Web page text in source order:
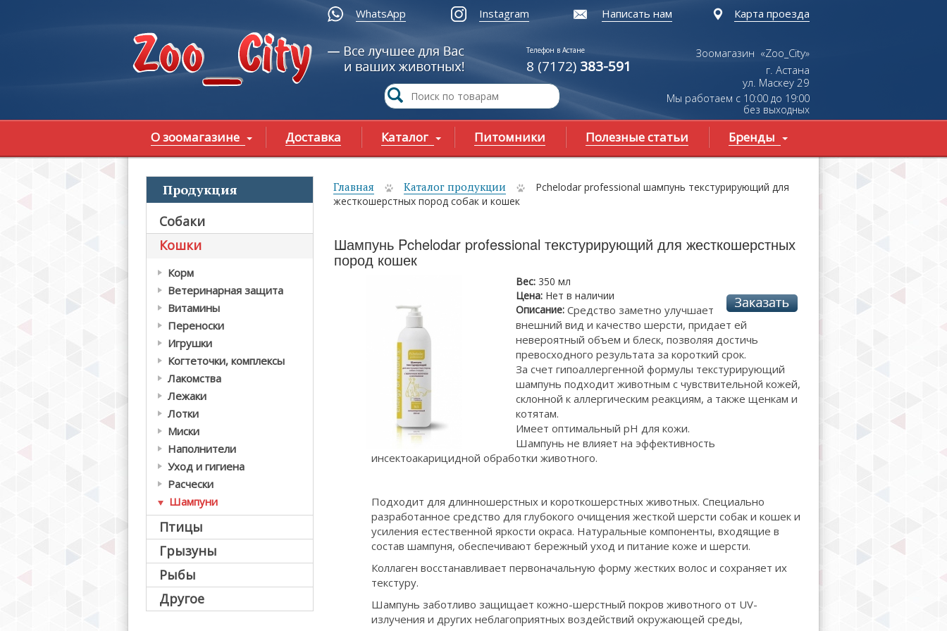
WhatsApp Instagram Написать нам Карта проезда
Телефон в Астане
8 (7172) 383-591
Зоомагазин «Zoo_City»
г. Астана
ул. Маскеу29
Мы работаем с 10:00 до 19:00
без выходных
О зоомагазине Доставка Каталог Питомники Полезные статьи Бренды
Продукция
Собаки
Кошки
Корм
Ветеринарная защита
Витамины
Переноски
Игрушки
Когтеточки, комплексы
Лакомства
Лежаки
Лотки
Миски
Наполнители
Уход и гигиена
Расчески
Шампуни
Птицы
Грызуны
Рыбы
Другое
Вы здесь
Главная Каталог продукции
Pchelodar professional шампунь текстурирующий для
жесткошерстных пород собак и кошек
Шампунь Pchelodar professional текстурирующий для жесткошерстных
пород кошек
Вес: 350 мл
Цена: Нет в наличии
Описание: Средство заметно улучшает
внешний вид и качество шерсти, придает ей
невероятный объем и блеск, позволяя достичь
превосходного результата за короткий срок.
За счет гипоаллергенной формулы текстурирующий
шампунь подходит животным с чувствительной кожей,
склонной к аллергическим реакциям, а также щенкам и
котятам.
Имеет оптимальный pH для кожи.
Шампунь не влияет на эффективность
инсектоакарицидной обработки животного.
Подходит для длинношерстных и короткошерстных животных. Специально
разработанное средство для глубокого очищения жесткой шерсти собак и кошек и
усиления естественной яркости окраса. Натуральные компоненты, входящие в
состав шампуня, обеспечивают бережный уход и питание коже и шерсти.
Коллаген восстанавливает первоначальную форму жестких волос и сохраняет их
текстуру.
Шампунь заботливо защищает кожно-шерстный покров животного от UV-
излучения и других неблагоприятных воздействий окружающей среды,